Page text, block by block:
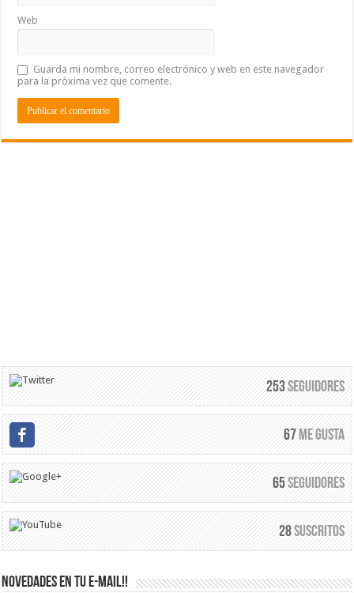
Web
Guarda mi nombre, correo electrónico y web en este navegador
para la próxima vez que comente.
253Seguidores
67Me Gusta
65Seguidores
28Suscritos
Novedades en tu e-mail!!